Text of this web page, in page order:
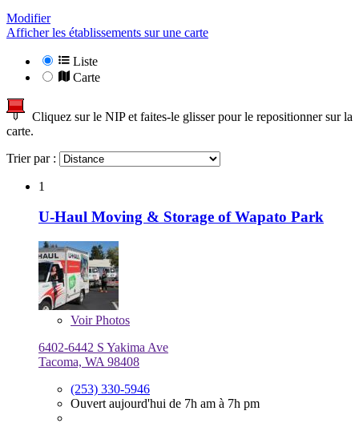
Modifier
Afficher les établissements sur une carte
Liste
Carte
Cliquez sur le NIP et faites-le glisser pour le repositionner sur la
carte.
Trier par :
1
U-Haul Moving & Storage of Wapato Park
VoirPhotos
6402-6442 S Yakima Ave
Tacoma, WA 98408
(253) 330-5946
Ouvert aujourd'hui de 7h am à 7h pm